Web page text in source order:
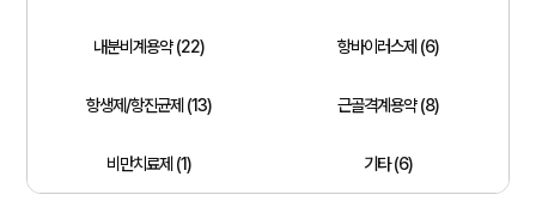
내분비계용약 (22) 항바이러스제 (6)
항생제/항진균제 (13) 근골격계용약 (8)
비만치료제 (1) 기타 (6)